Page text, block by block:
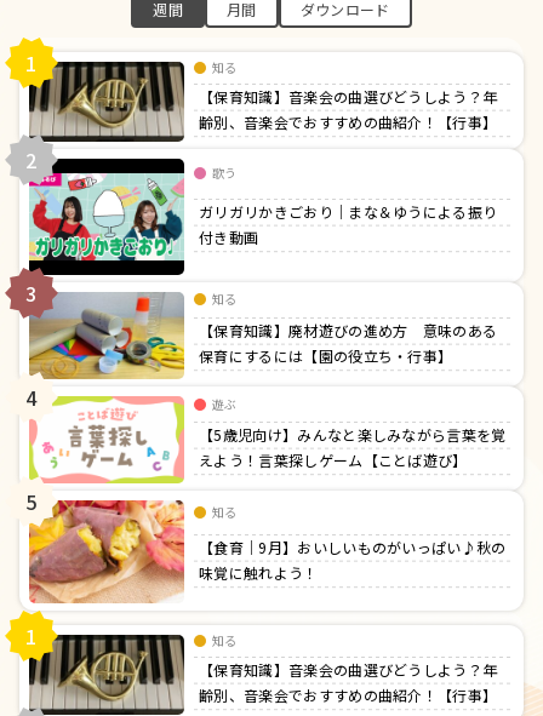
週間 月間 ダウンロード
1 知る
【保育知識】音楽会の曲選びどうしよう？年
齢別、音楽会でおすすめの曲紹介！【行事】
2 歌う
ガリガリかきごおり｜まな＆ゆうによる振り
付き動画
3 知る
【保育知識】廃材遊びの進め方 意味のある
保育にするには【園の役立ち・行事】
4 遊ぶ
【5歳児向け】みんなと楽しみながら言葉を覚
えよう！言葉探しゲーム【ことば遊び】
5 知る
【食育｜9月】おいしいものがいっぱい♪秋の
味覚に触れよう！
1 知る
【保育知識】音楽会の曲選びどうしよう？年
齢別、音楽会でおすすめの曲紹介！【行事】